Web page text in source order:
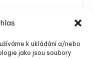
k ukládání a/nebo
jako jsou soubory